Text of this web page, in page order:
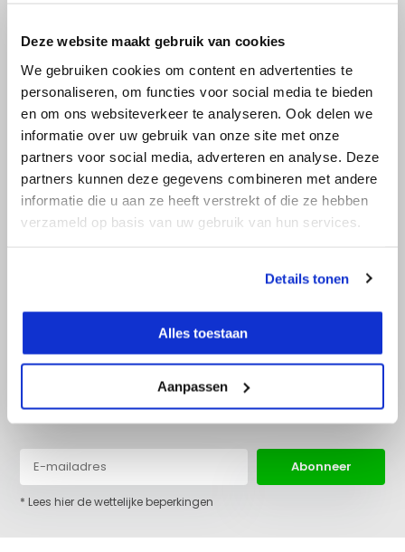
Deze website maakt gebruik van cookies
We gebruiken cookies om content en advertenties te
personaliseren, om functies voor social media te bieden
en om ons websiteverkeer te analyseren. Ook delen we
informatie over uw gebruik van onze site met onze
partners voor social media, adverteren en analyse. Deze
partners kunnen deze gegevens combineren met andere
informatie die u aan ze heeft verstrekt of die ze hebben
verzameld op basis van uw gebruik van hun services.
Details tonen
Alles toestaan
Aanpassen
Advies nodig?
Doe onze online keuzehulp of bel direct
met een specialist!
Doe onze online keuzehulp
Blijf op de hoogte van het laatste nieuws en onze acties:
Abonneer
* Lees hier de wettelijke beperkingen